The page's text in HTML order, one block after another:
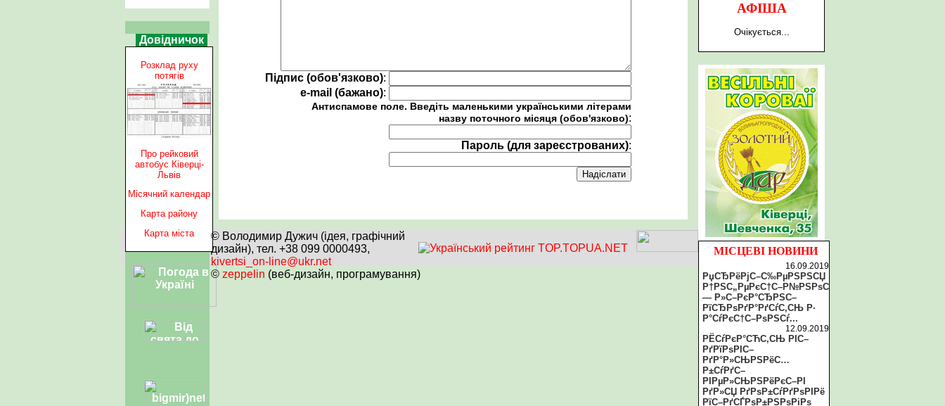
АФІША
Очікується...
МІСЦЕВІ НОВИНИ
16.09.2019
РџСЂРёРјС–С‰РµРЅРЅСЏ
Р†РЅС„РµРєС†С–Р№РЅРѕС
— Р»С–РєР°СЂРЅС–
РїСЂРѕРґР°РґСѓС‚СЊ Р·
Р°СѓРєС†С–РѕРЅСѓ...
12.09.2019
РЁСѓРєР°СЋС‚СЊ РІС–
РґРїРѕРІС–
РґР°Р»СЊРЅРёС…
Р±СѓРґС–
РІРµР»СЊРЅРёРєС–РІ
РґР»СЏ РґРѕР±СѓРґРѕРІРё
РїС–РґСЃРѕР±РЅРѕРіРѕ
Довідничок
Розклад руху
потягів
Про рейковий
автобус Ківерці-
Львів
Місячний календар
Карта району
Карта міста
Підпис (обов'язково):
e-mail (бажано):
Антиспамове поле. Введіть маленькими українськими літерами
назву поточного місяця (обов'язково):
Пароль (для зареєстрованих):
© Володимир Дужич (ідея, графічний
дизайн), тел. +38 099 0000493,
kivertsi_on-line@ukr.net
© zeppelin (веб-дизайн, програмування)